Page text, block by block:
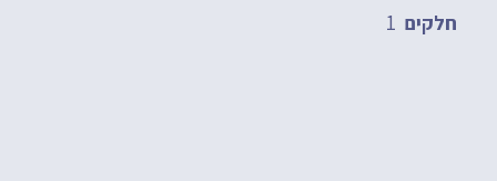
חלקים